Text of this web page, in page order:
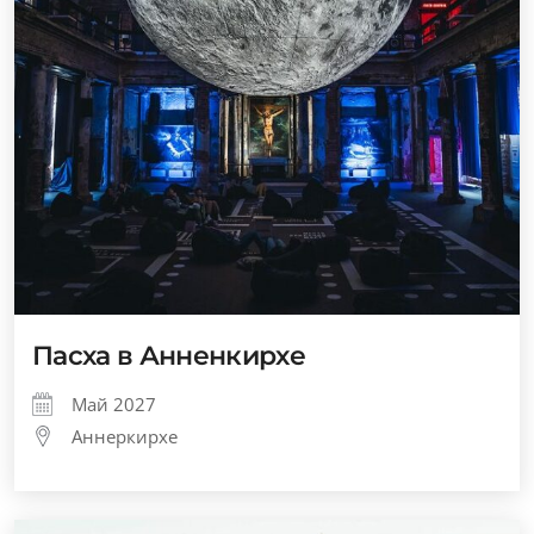
Пасха в Анненкирхе
Май 2027
Аннеркирхе